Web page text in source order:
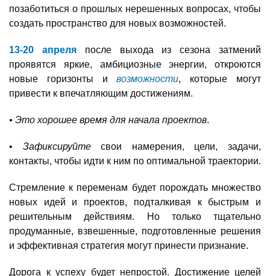
позаботиться о прошлых нерешенных вопросах, чтобы
создать пространство для новых возможностей.
13-20 апреляпосле выхода из сезона затмений
проявятся яркие, амбициозные энергии, откроются
новые горизонты ивозможности, которые могут
привести к впечатляющим достижениям.
• Это хорошее время для начала проектов.
• Зафиксируйтесвои намерения, цели, задачи,
контакты, чтобы идти к ним по оптимальной траектории.
Стремление к переменам будет порождать множество
новых идей и проектов, подталкивая к быстрым и
решительным действиям. Но только тщательно
продуманные, взвешенные, подготовленные решения
и эффективная стратегия могут принести признание.
Дорога к успеху будет непростой. Достижение целей